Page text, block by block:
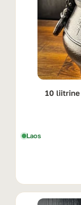
10 liitrine
Laos